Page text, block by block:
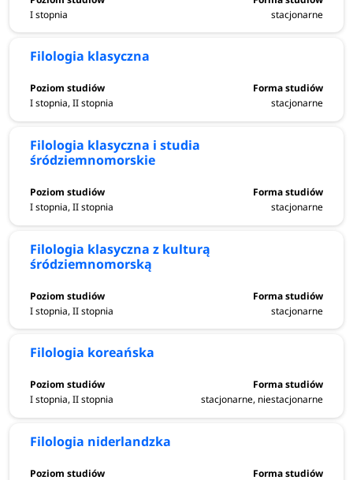
I stopnia stacjonarne
Filologia klasyczna
I stopnia, II stopnia stacjonarne
Filologia klasyczna i studia
śródziemnomorskie
I stopnia, II stopnia stacjonarne
Filologia klasyczna z kulturą
śródziemnomorską
I stopnia, II stopnia stacjonarne
Filologia koreańska
I stopnia, II stopnia stacjonarne, niestacjonarne
Filologia niderlandzka